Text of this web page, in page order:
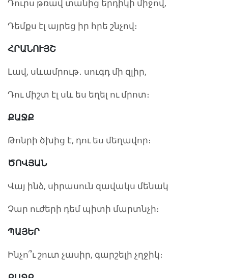
Դուրս թռավ տանից երդիկի միջով,
Դեմքս էլ այրեց իր հրե շնչով։
ՀՐԱՆՈՒՅՇ
Լավ, սևամրութ․ սուգդ մի զլիր,
Դու միշտ էլ սև ես եղել ու մրոտ։
ՔԱՋՔ
Թոնրի ծխից է, դու ես մեղավոր։
ԾՈՎՅԱՆ
Վայ ինձ, սիրասուն զավակս մենակ
Չար ուժերի դեմ պիտի մարտնչի։
ՊԱՅԵՐ
Ինչո՞ւ շուտ չասիր, գարշելի չղջիկ։